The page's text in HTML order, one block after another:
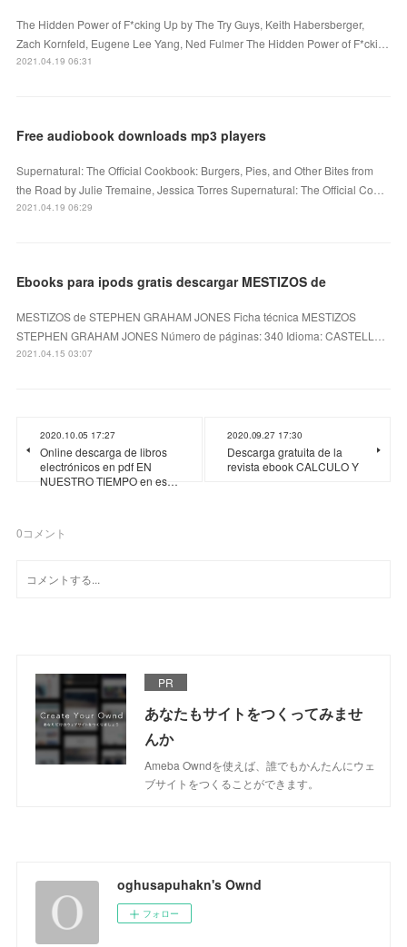
The Hidden Power of F*cking Up by The Try Guys, Keith Habersberger,
Zach Kornfeld, Eugene Lee Yang, Ned Fulmer The Hidden Power of F*cki…
2021.04.19 06:31
Free audiobook downloads mp3 players
Supernatural: The Official Cookbook: Burgers, Pies, and Other Bites from
the Road by Julie Tremaine, Jessica Torres Supernatural: The Official Co…
2021.04.19 06:29
Ebooks para ipods gratis descargar MESTIZOS de
MESTIZOS de STEPHEN GRAHAM JONES Ficha técnica MESTIZOS
STEPHEN GRAHAM JONES Número de páginas: 340 Idioma: CASTELL…
2021.04.15 03:07
2020.10.05 17:27
Online descarga de libros
electrónicos en pdf EN
NUESTRO TIEMPO en es…
2020.09.27 17:30
Descarga gratuita de la
revista ebook CALCULO Y
0コメント
PR
あなたもサイトをつくってみませ
んか
Ameba Owndを使えば、誰でもかんたんにウェ
ブサイトをつくることができます。
oghusapuhakn's Ownd
フォロー